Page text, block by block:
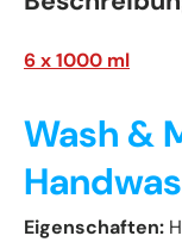
6 x 1000 ml
Wash &
Eigenschaften: